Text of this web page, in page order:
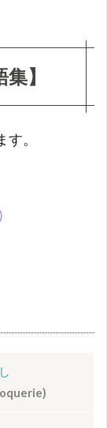
】
。